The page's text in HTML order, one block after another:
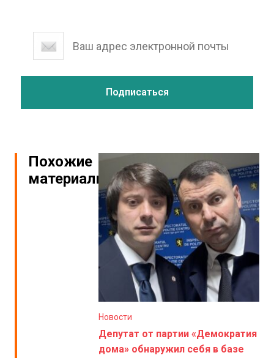
Похожие
материалы
Новости
Депутат от партии «Демократия
дома» обнаружил себя в базе